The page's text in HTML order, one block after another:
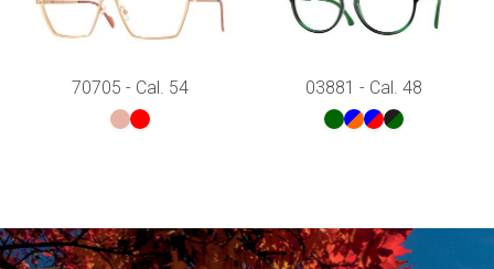
70705 - Cal. 54 03881 - Cal. 48